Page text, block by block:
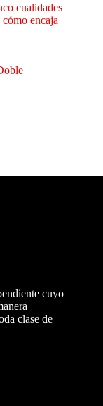
cualidades
encaja
cuyo
clase de